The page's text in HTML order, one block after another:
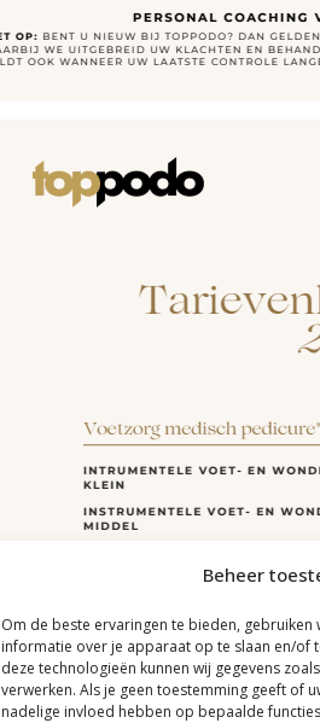
Beheer
Om de beste ervaringen te bieden,
informatie over je apparaat op te slaan en/of
deze technologieën kunnen wij gegevens
verwerken. Als je geen toestemming geeft of
nadelige invloed hebben op bepaalde